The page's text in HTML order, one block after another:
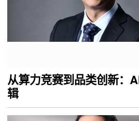
从算力竞赛到品类创新：
辑